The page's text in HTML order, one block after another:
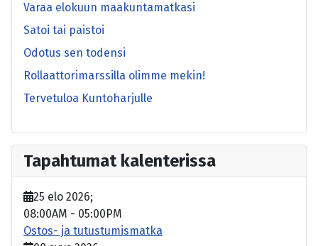
Varaa elokuun maakuntamatkasi
Satoi tai paistoi
Odotus sen todensi
Rollaattorimarssilla olimme mekin!
Tervetuloa Kuntoharjulle
Tapahtumat kalenterissa
25 elo 2026;
08:00AM - 05:00PM
Ostos- ja tutustumismatka